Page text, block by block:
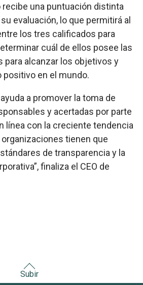
recibe una puntuación distinta
evaluación, lo que permitirá al
los tres calificados para
cuál de ellos posee las
para alcanzar los objetivos y
positivo en el mundo.
a promover la toma de
y acertadas por parte
línea con la creciente tendencia
tienen que
de transparencia y la
finaliza el CEO de
Subir